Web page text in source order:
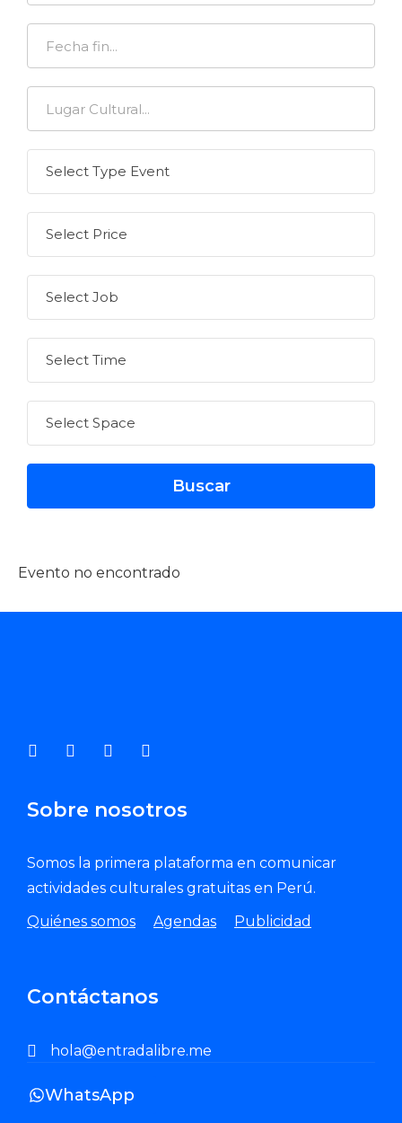
Evento no encontrado
Sobre nosotros
Somos la primera plataforma en comunicar
actividades culturales gratuitas en Perú.
Quiénes somos
Agendas Publicidad
Contáctanos
hola@entradalibre.me
WhatsApp